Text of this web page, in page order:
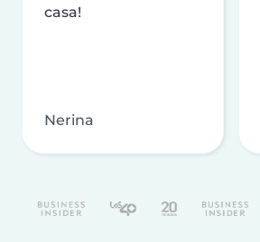
casa!
Nerina